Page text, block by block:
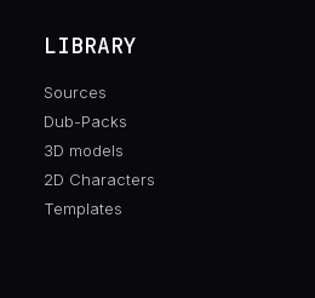
LIBRARY
Sources
Dub-Packs
3D models
2D Characters
Templates